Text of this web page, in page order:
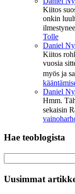
Kiitos
onkin
Tolle
Daniel
Kiitos
vuosia
myös ja
Daniel
Hmm.
sekaisin
Hae teoblogista
Uusimmat